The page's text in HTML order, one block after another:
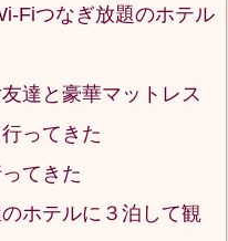
Fiつなぎ放題のホテル
達と豪華マットレス
ってきた
てきた
ホテルに３泊して観